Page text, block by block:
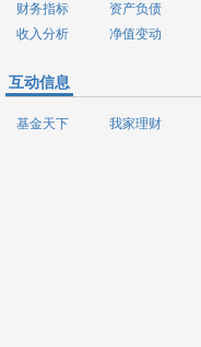
财务指标 资产负债
收入分析
净值变动
互动信息
基金天下 我家理财